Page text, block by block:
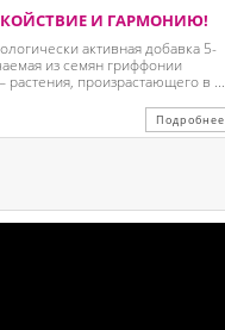
И ГАРМОНИЮ!
активная добавка 5-
из семян гриффонии
произрастающего в ...
Подробнее